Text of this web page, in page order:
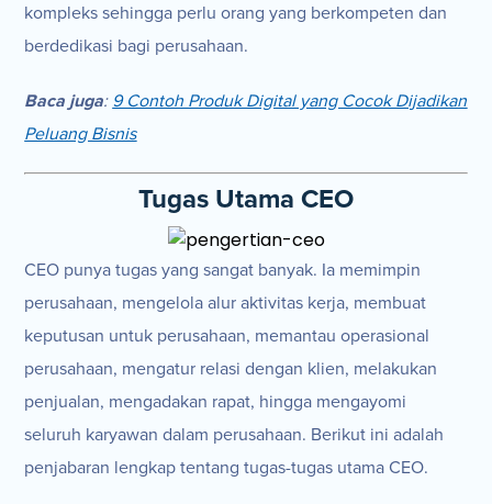
kompleks sehingga perlu orang yang berkompeten dan
berdedikasi bagi perusahaan.
Baca juga: 9 Contoh Produk Digital yang Cocok Dijadikan
Peluang Bisnis
Tugas Utama CEO
CEO punya tugas yang sangat banyak. Ia memimpin
perusahaan, mengelola alur aktivitas kerja, membuat
keputusan untuk perusahaan, memantau operasional
perusahaan, mengatur relasi dengan klien, melakukan
penjualan, mengadakan rapat, hingga mengayomi
seluruh karyawan dalam perusahaan. Berikut ini adalah
penjabaran lengkap tentang tugas-tugas utama CEO.